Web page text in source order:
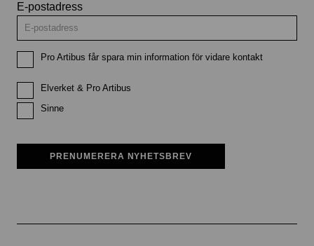
E-postadress
Pro Artibus får spara min information för vidare kontakt
Elverket & Pro Artibus
Sinne
PRENUMERERA NYHETSBREV